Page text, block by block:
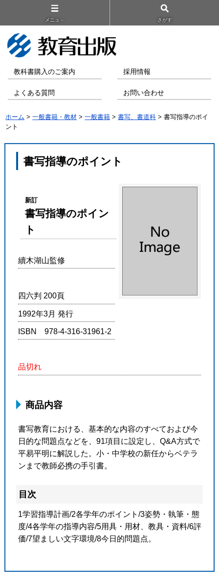
メニュ－ さがす
教科書購入のご案内 採用情報
よくある質問 お問い合わせ
ホーム >一般書籍・教材 >一般書籍 >書写、書道科 > 書写指導のポイ
ント
書写指導のポイント
新訂
書写指導のポイン
ト
續木湖山監修
四六判 200頁
1992年3月 発行
ISBN 978-4-316-31961-2
品切れ
商品内容
書写教育における、基本的な内容のすべておよび今
日的な問題点などを、91項目に設定し、Q&A方式で
平易平明に解説した。小・中学校の新任からベテラ
ンまで教師必携の手引書。
目次
1学習指導計画/2各学年のポイント/3姿勢・執筆・態
度/4各学年の指導内容/5用具・用材、教具・資料/6評
価/7望ましい文字環境/8今日的問題点。